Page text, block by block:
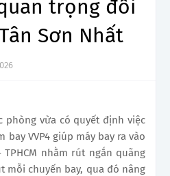
trọng đối
Sơn Nhất
phòng vừa có quyết định việc
bay VVP4 giúp máy bay ra vào
nhằm rút ngắn quãng
mỗi chuyến bay, qua đó nâng